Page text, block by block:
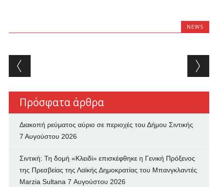
NEWS
Post navigation
Πρόσφατα άρθρα
Διακοπή ρεύματος αύριο σε περιοχές του Δήμου Σιντικής
7 Αυγούστου 2026
Σιντική: Τη δομή «Κλειδί» επισκέφθηκε η Γενική Πρόξενος
της Πρεσβείας της Λαϊκής Δημοκρατίας του Μπανγκλαντές
Marzia Sultana 7 Αυγούστου 2026